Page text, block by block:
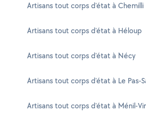
Artisans tout corps d'état à Chemilli
Artisans tout corps d'état à Héloup
Artisans tout corps d'état à Nécy
Artisans tout corps d'état à Le Pas-
Artisans tout corps d'état à Ménil-